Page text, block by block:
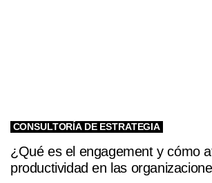
CONSULTORÍA DE ESTRATEGIA
¿Qué es el engagement y cómo
productividad en las